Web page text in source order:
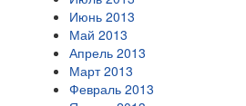
Июнь 2013
Май 2013
Апрель 2013
Март 2013
Февраль 2013